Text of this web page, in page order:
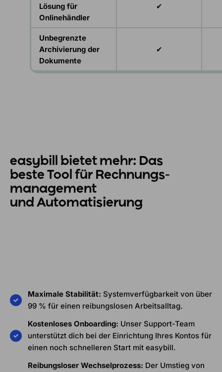
Lösung für
Onlinehändler
✔
Unbegrenzte
Archivierung der
Dokumente
✔
easybill bietet mehr: Das
beste Tool für Rechnungs­
management
und Automatisierung
Maximale Stabilität: Systemverfügbarkeit von über
99 % für einen reibungslosen Arbeitsalltag.
Kostenloses Onboarding: Unser Support-Team
unterstützt dich bei der Einrichtung Ihres Kontos für
einen noch schnelleren Start mit easybill.
Reibungsloser Wechselprozess: Der Umstieg von